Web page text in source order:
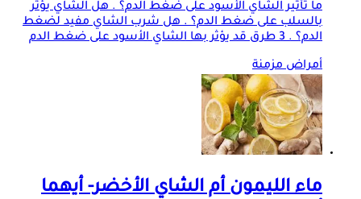
ما تأثير الشاي الأسود على ضغط الدم؟ . هل الشاي يؤثر
بالسلب على ضغط الدم؟ . هل شرب الشاي مفيد لضغط
الدم؟ . 3 طرق قد يؤثر بها الشاي الأسود على ضغط الدم
أمراض مزمنة
ماء الليمون أم الشاي الأخضر- أيهما